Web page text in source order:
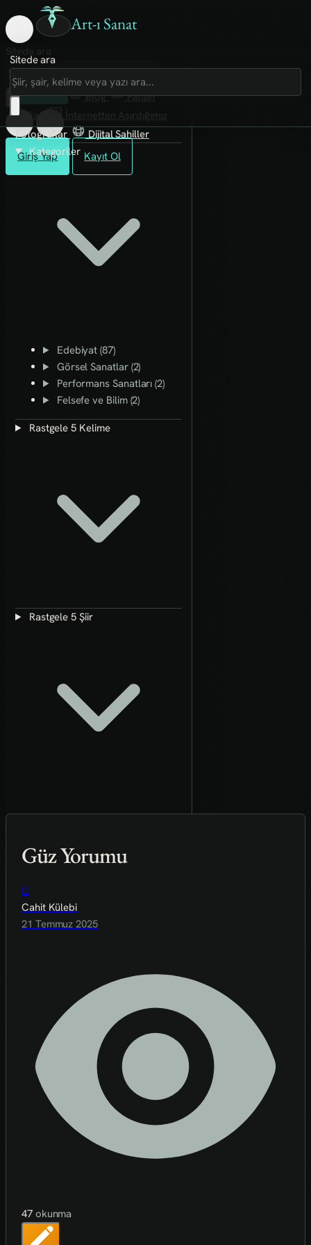
Art-ı Sanat
Giriş Yap Kayıt Ol
Sitede ara
Art-ı Sosyal
İmece
Kütüphane
Blog
Fanzin
Rafları
Fotoğraflar
Dijital Sahiller
Kategoriler
Edebiyat (87)
Görsel Sanatlar (2)
Performans Sanatları (2)
Felsefe ve Bilim (2)
Rastgele 5 Kelime
Rastgele 5 Şiir
Güz Yorumu
C
Cahit Külebi
21 Temmuz 2025
47 okunma